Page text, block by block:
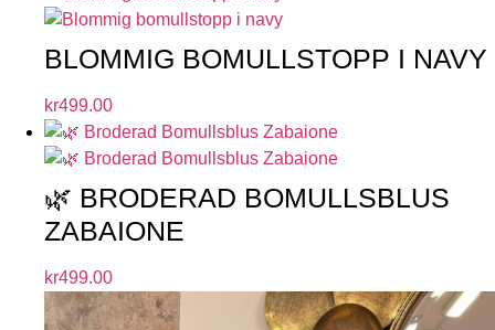
BLOMMIG BOMULLSTOPP I NAVY
kr499.00
🌿 BRODERAD BOMULLSBLUS
ZABAIONE
kr499.00